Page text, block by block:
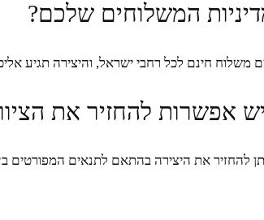
המשלוחים שלכם?
חינם לכל רחבי ישראל, והיצירה תגיע אליכם תוך 1 עד 7
אפשרות להחזיר את
להחזיר את היצירה בהתאם לתנאים המפורטים ב